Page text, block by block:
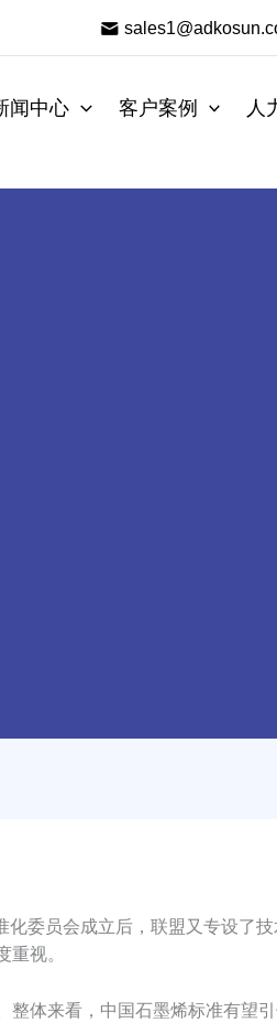
闻中心 客户案例
人
委员会成立后，联盟又专设了技
视。
来看，中国石墨烯标准有望引